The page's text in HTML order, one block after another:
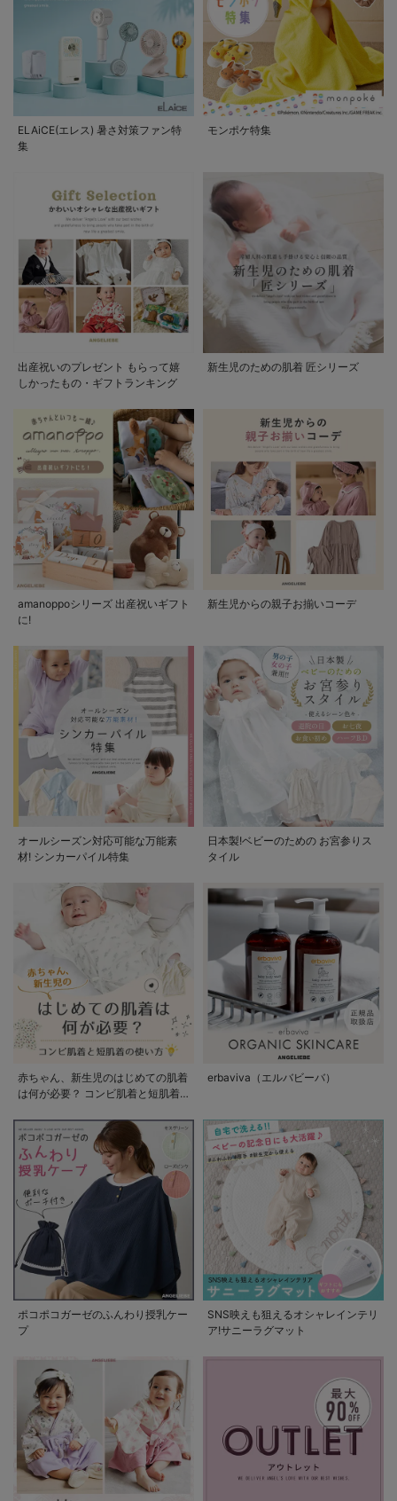
ELAiCE(エレス) 暑さ対策ファン特
集
モンポケ特集
出産祝いのプレゼント もらって嬉
しかったもの・ギフトランキング
新生児のための肌着 匠シリーズ
amanoppoシリーズ 出産祝いギフト
に!
新生児からの親子お揃いコーデ
オールシーズン対応可能な万能素
材! シンカーパイル特集
日本製!ベビーのための お宮参りス
タイル
赤ちゃん、新生児のはじめての肌着
は何が必要？ コンビ肌着と短肌着
erbaviva（エルバビーバ）
ポコポコガーゼのふんわり授乳ケー
プ
SNS映えも狙えるオシャレインテリ
ア!サニーラグマット